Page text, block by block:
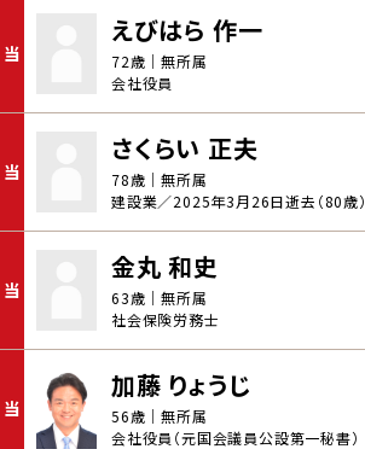
当
えびはら 作一
72歳｜無所属
会社役員
当
さくらい 正夫
78歳｜無所属
建設業／2025年3月26日逝去（80歳）
当
金丸 和史
63歳｜無所属
社会保険労務士
当
加藤 りょうじ
56歳｜無所属
会社役員（元国会議員公設第一秘書）